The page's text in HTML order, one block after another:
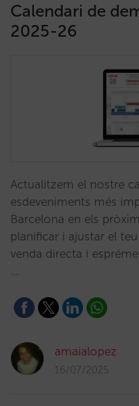
Calendari de
2025-26
Actualitzem el nostre
esdeveniments més
Barcelona en els
planificar i ajustar el
venda directa i
…
amaialopez
16/07/2025